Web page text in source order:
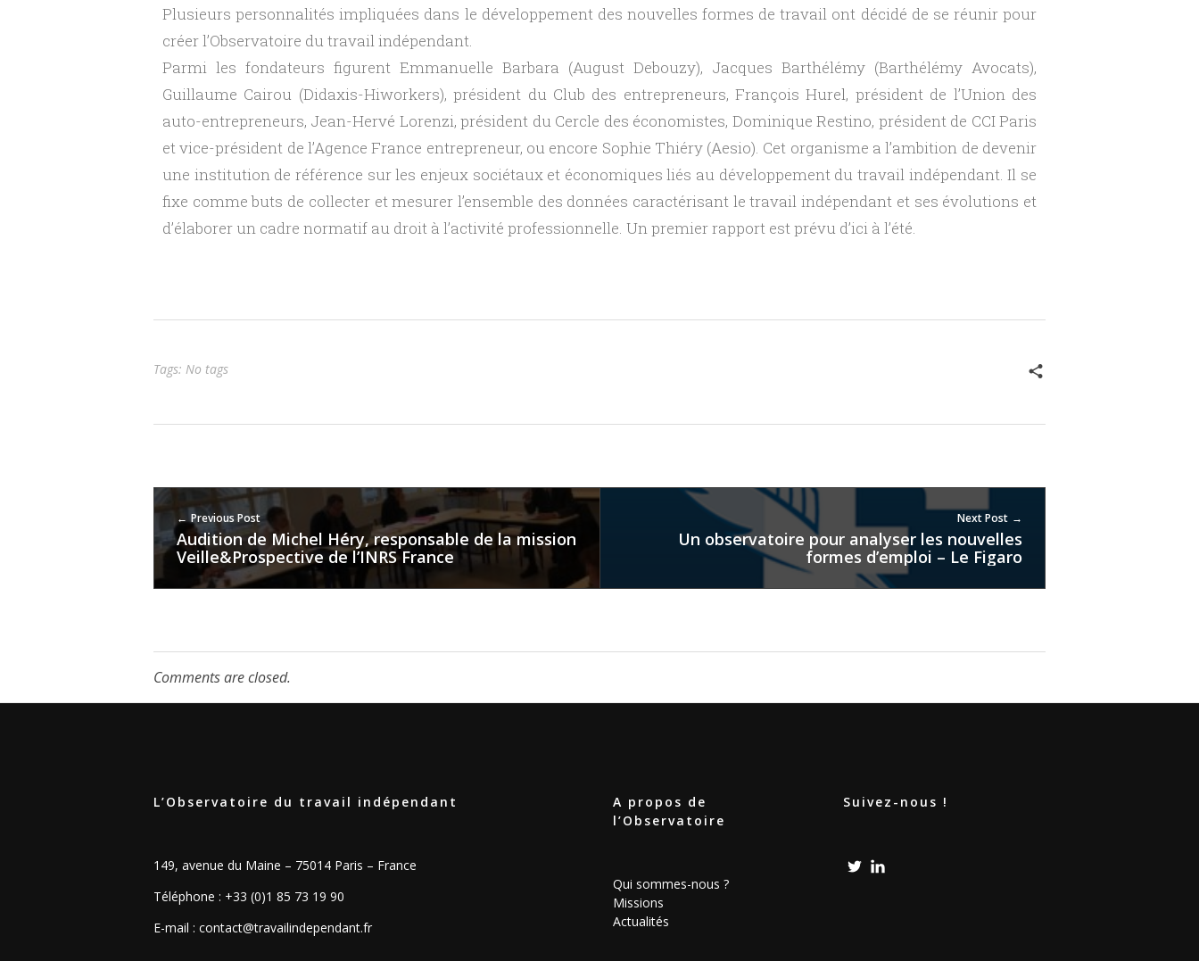
a
v
a
d
é
p
e
n
a
c
r
Plusieurs personnalités impliquées dans le développement des nouvelles formes de travail ont décidé de se réunir pour
créer l’Observatoire du travail indépendant.
Parmi les fondateurs figurent Emmanuelle Barbara (August Debouzy), Jacques Barthélémy (Barthélémy Avocats),
Guillaume Cairou (Didaxis-Hiworkers), président du Club des entrepreneurs, François Hurel, président de l’Union des
auto-entrepreneurs, Jean-Hervé Lorenzi, président du Cercle des économistes, Dominique Restino, président de CCI Paris
et vice-président de l’Agence France entrepreneur, ou encore Sophie Thiéry (Aesio). Cet organisme a l’ambition de devenir
une institution de référence sur les enjeux sociétaux et économiques liés au développement du travail indépendant. Il se
fixe comme buts de collecter et mesurer l’ensemble des données caractérisant le travail indépendant et ses évolutions et
d’élaborer un cadre normatif au droit à l’activité professionnelle. Un premier rapport est prévu d’ici à l’été.
Tags: No tags
Previous Post
Audition de Michel Héry, responsable de la mission
Veille&Prospective de l’INRS France
Next Post
Un observatoire pour analyser les nouvelles
formes d’emploi – Le Figaro
Comments are closed.
L’Observatoire du travail indépendant
149, avenue du Maine – 75014 Paris – France
Téléphone : +33 (0)1 85 73 19 90
E-mail : contact@travailindependant.fr
A propos de
l’Observatoire
Qui sommes-nous ?
Missions
Actualités
Suivez-nous !